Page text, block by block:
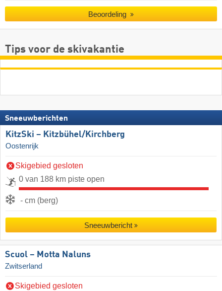
Beoordeling
Tips voor de skivakantie
Sneeuwberichten
KitzSki – Kitzbühel/​Kirchberg
Oostenrijk
Skigebied gesloten
0 van 188 km piste open
- cm (berg)
Sneeuwbericht
Scuol – Motta Naluns
Zwitserland
Skigebied gesloten